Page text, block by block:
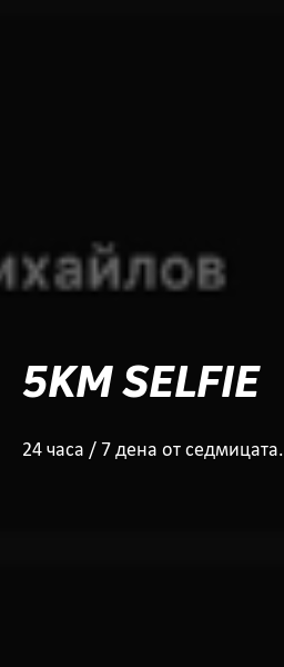
5KM SELFIE
24 часа / 7 дена от седмицата.